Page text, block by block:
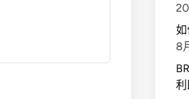
8
利